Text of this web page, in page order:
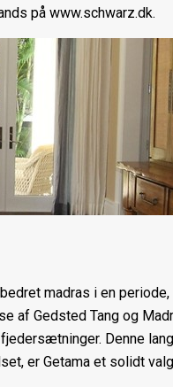
på www.schwarz.dk.
madras i en
af Gedsted Tang og
Denne
er Getama et solidt